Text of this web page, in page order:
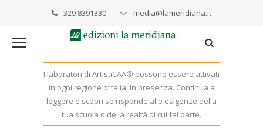
329 8391330 media@lameridiana.it
I laboratori di ArtistiCAA® possono essere attivati
in ogni regione d’Italia, in presenza. Continua a
leggere e scopri se risponde alle esigenze della
tua scuola o della realtà di cui fai parte.